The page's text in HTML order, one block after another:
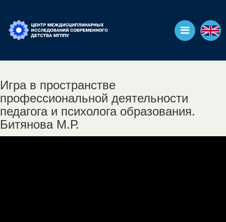
Игра в пространстве
профессиональной деятельности
педагога и психолога образования.
Битянова М.Р.